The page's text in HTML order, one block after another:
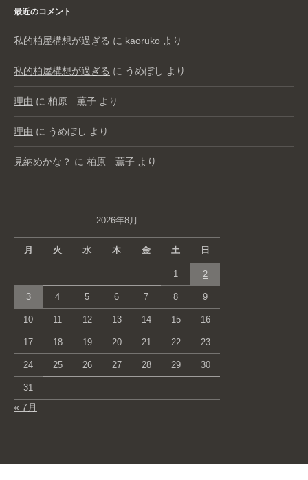
最近のコメント
私的柏屋構想が過ぎる に kaoruko より
私的柏屋構想が過ぎる に うめぼし より
理由 に 柏原 薫子 より
理由 に うめぼし より
見納めかな？ に 柏原 薫子 より
2026年8月
月 火 水 木 金 土 日
1 2
3 4 5 6 7 8 9
10 11 12 13 14 15 16
17 18 19 20 21 22 23
24 25 26 27 28 29 30
31
« 7月